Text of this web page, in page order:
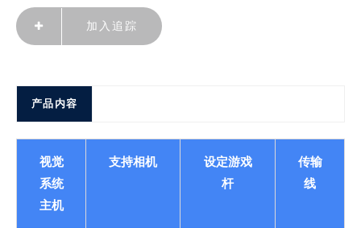
加入追踪
产品内容
视觉
系统
主机
支持相机
设定游戏
杆
传输
线